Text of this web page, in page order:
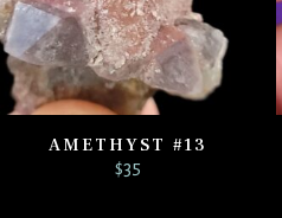
AMETHYST #13
$35